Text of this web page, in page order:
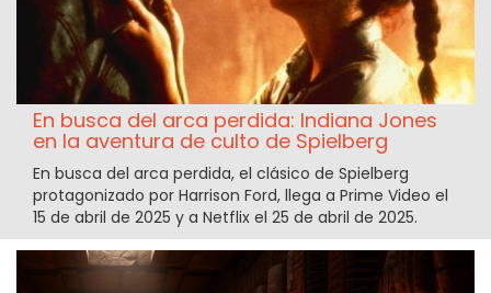
En busca del arca perdida: Indiana Jones
en la aventura de culto de Spielberg
En busca del arca perdida, el clásico de Spielberg
protagonizado por Harrison Ford, llega a Prime Video el
15 de abril de 2025 y a Netflix el 25 de abril de 2025.